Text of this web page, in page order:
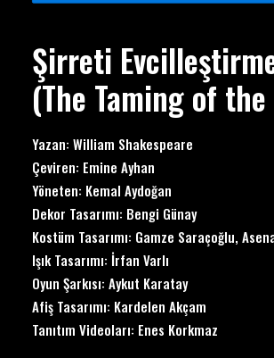
Şirreti
(The Taming of
Yazan: William Shakespeare
Çeviren: Emine Ayhan
Yöneten: Kemal Aydoğan
Dekor Tasarımı: Bengi Günay
Kostüm Tasarımı: Gamze Saraçoğlu,
Işık Tasarımı: İrfan Varlı
Oyun Şarkısı: Aykut Karatay
Afiş Tasarımı: Kardelen Akçam
Tanıtım Videoları: Enes Korkmaz